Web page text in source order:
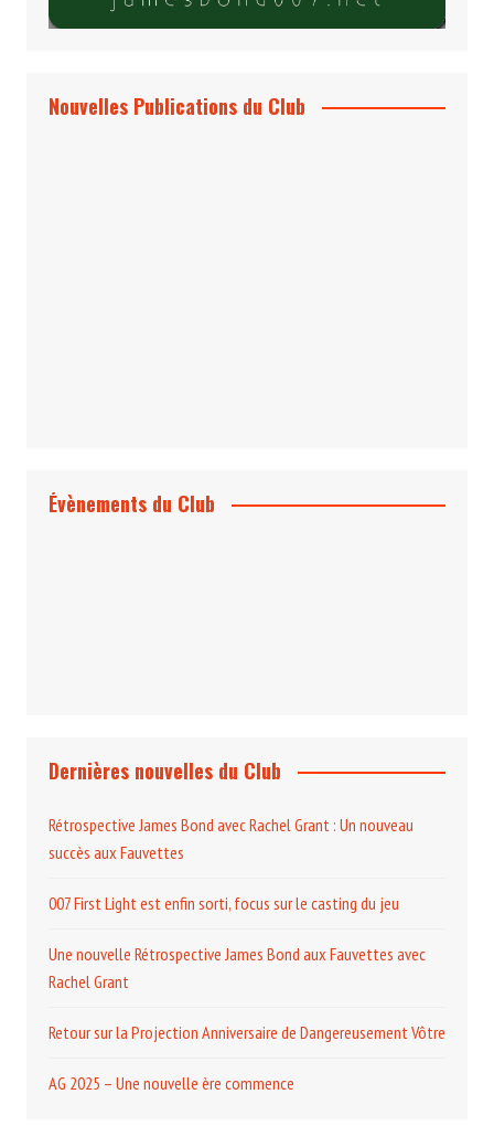
Nouvelles Publications du Club
Évènements du Club
Dernières nouvelles du Club
Rétrospective James Bond avec Rachel Grant : Un nouveau
succès aux Fauvettes
007 First Light est enfin sorti, focus sur le casting du jeu
Une nouvelle Rétrospective James Bond aux Fauvettes avec
Rachel Grant
Retour sur la Projection Anniversaire de Dangereusement Vôtre
AG 2025 – Une nouvelle ère commence